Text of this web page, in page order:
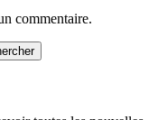
commentaire.